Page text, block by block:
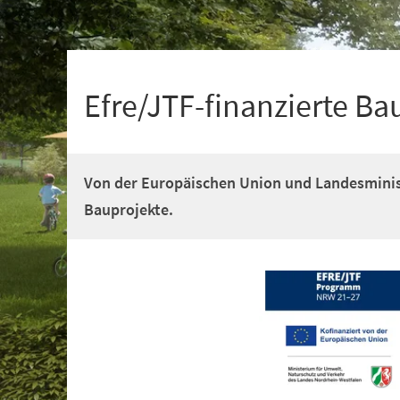
+
1
Efre/JTF-finanzierte
Von der Europäischen Union und
Bauprojekte.